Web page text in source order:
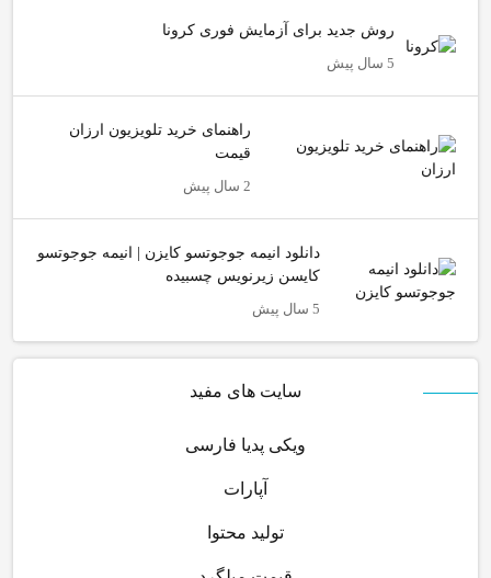
روش جدید برای آزمایش فوری کرونا
5 سال پیش
راهنمای خرید تلویزیون ارزان
قیمت
2 سال پیش
دانلود انیمه جوجوتسو کایزن | انیمه جوجوتسو
کایسن زیرنویس چسبیده
5 سال پیش
سایت های مفید
ویکی پدیا فارسی
آپارات
تولید محتوا